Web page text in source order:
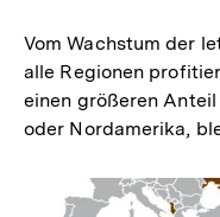
Vom Wachstum der
alle Regionen
einen größeren
oder Nordamerika,